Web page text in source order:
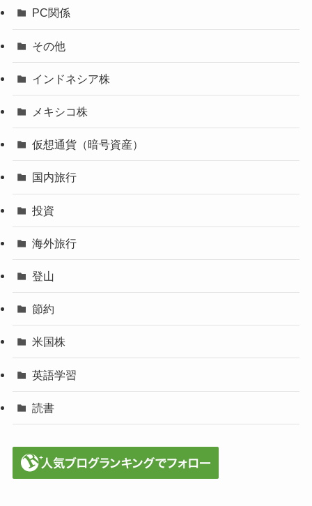
PC関係
その他
インドネシア株
メキシコ株
仮想通貨（暗号資産）
国内旅行
投資
海外旅行
登山
節約
米国株
英語学習
読書